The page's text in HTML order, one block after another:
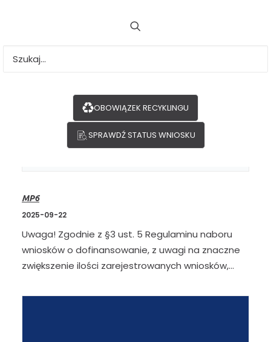
OBOWIĄZEK RECYKLINGU
SPRAWDŹ STATUS WNIOSKU
MP6
2025-09-22
Uwaga! Zgodnie z §3 ust. 5 Regulaminu naboru
wniosków o dofinansowanie, z uwagi na znaczne
zwiększenie ilości zarejestrowanych wniosków,…